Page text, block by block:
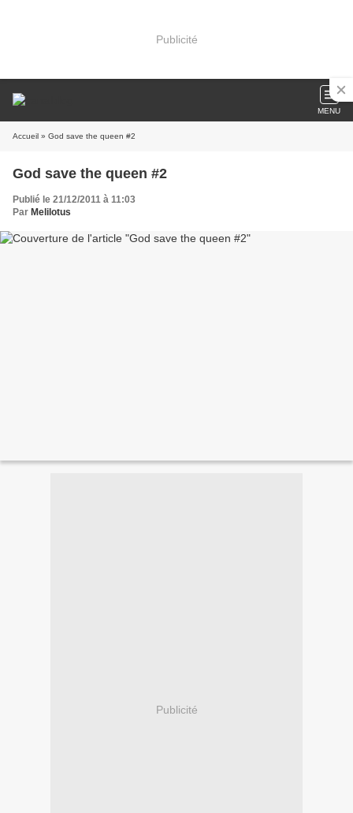
Publicité
MENU
Accueil » God save the queen #2
God save the queen #2
Publié le 21/12/2011 à 11:03
Par Melilotus
Publicité